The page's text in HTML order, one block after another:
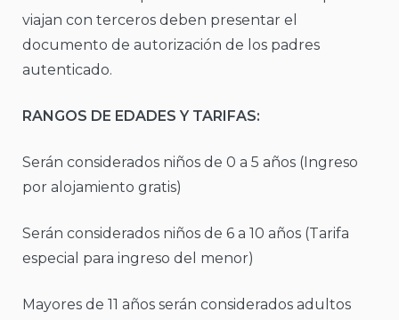
viajan con terceros deben presentar el
documento de autorización de los padres
autenticado.
RANGOS DE EDADES Y TARIFAS:
Serán considerados niños de 0 a 5 años (Ingreso
por alojamiento gratis)
Serán considerados niños de 6 a 10 años (Tarifa
especial para ingreso del menor)
Mayores de 11 años serán considerados adultos